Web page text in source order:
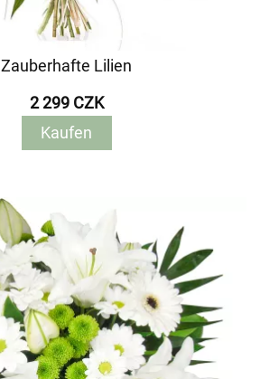
Zauberhafte Lilien
2 299 CZK
Kaufen